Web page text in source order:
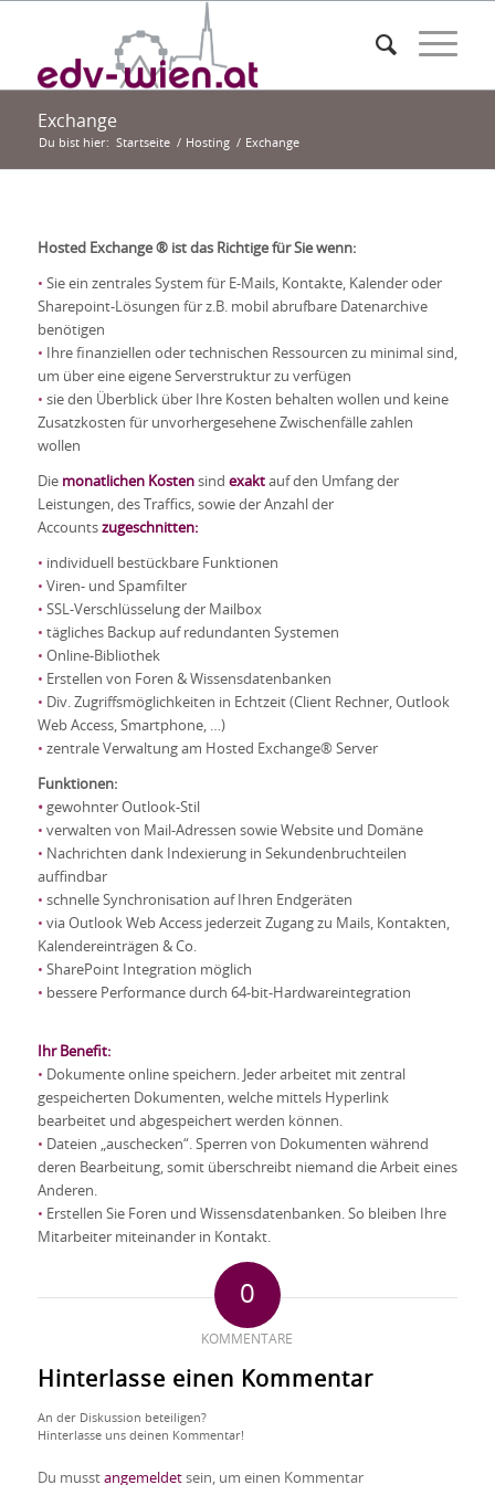
Exchange
Du bist hier: Startseite / Hosting / Exchange
Hosted Exchange ® ist das Richtige für Sie wenn:
• Sie ein zentrales System für E-Mails, Kontakte, Kalender oder
Sharepoint-Lösungen für z.B. mobil abrufbare Datenarchive
benötigen
• Ihre finanziellen oder technischen Ressourcen zu minimal sind,
um über eine eigene Serverstruktur zu verfügen
• sie den Überblick über Ihre Kosten behalten wollen und keine
Zusatzkosten für unvorhergesehene Zwischenfälle zahlen
wollen
Die monatlichen Kostensind exaktauf den Umfang der
Leistungen, des Traffics, sowie der Anzahl der
Accounts zugeschnitten:
• individuell bestückbare Funktionen
• Viren- und Spamfilter
• SSL-Verschlüsselung der Mailbox
• tägliches Backup auf redundanten Systemen
• Online-Bibliothek
• Erstellen von Foren & Wissensdatenbanken
• Div. Zugriffsmöglichkeiten in Echtzeit (Client Rechner, Outlook
Web Access, Smartphone, …)
• zentrale Verwaltung am Hosted Exchange® Server
Funktionen:
• gewohnter Outlook-Stil
• verwalten von Mail-Adressen sowie Website und Domäne
• Nachrichten dank Indexierung in Sekundenbruchteilen
auffindbar
• schnelle Synchronisation auf Ihren Endgeräten
• via Outlook Web Access jederzeit Zugang zu Mails, Kontakten,
Kalendereinträgen & Co.
• SharePoint Integration möglich
• bessere Performance durch 64-bit-Hardwareintegration
Ihr Benefit:
• Dokumente online speichern. Jeder arbeitet mit zentral
gespeicherten Dokumenten, welche mittels Hyperlink
bearbeitet und abgespeichert werden können.
• Dateien „auschecken“. Sperren von Dokumenten während
deren Bearbeitung, somit überschreibt niemand die Arbeit eines
Anderen.
• Erstellen Sie Foren und Wissensdatenbanken. So bleiben Ihre
Mitarbeiter miteinander in Kontakt.
0
KOMMENTARE
Hinterlasse einen Kommentar
An der Diskussion beteiligen?
Hinterlasse uns deinen Kommentar!
Du musst angemeldetsein, um einen Kommentar